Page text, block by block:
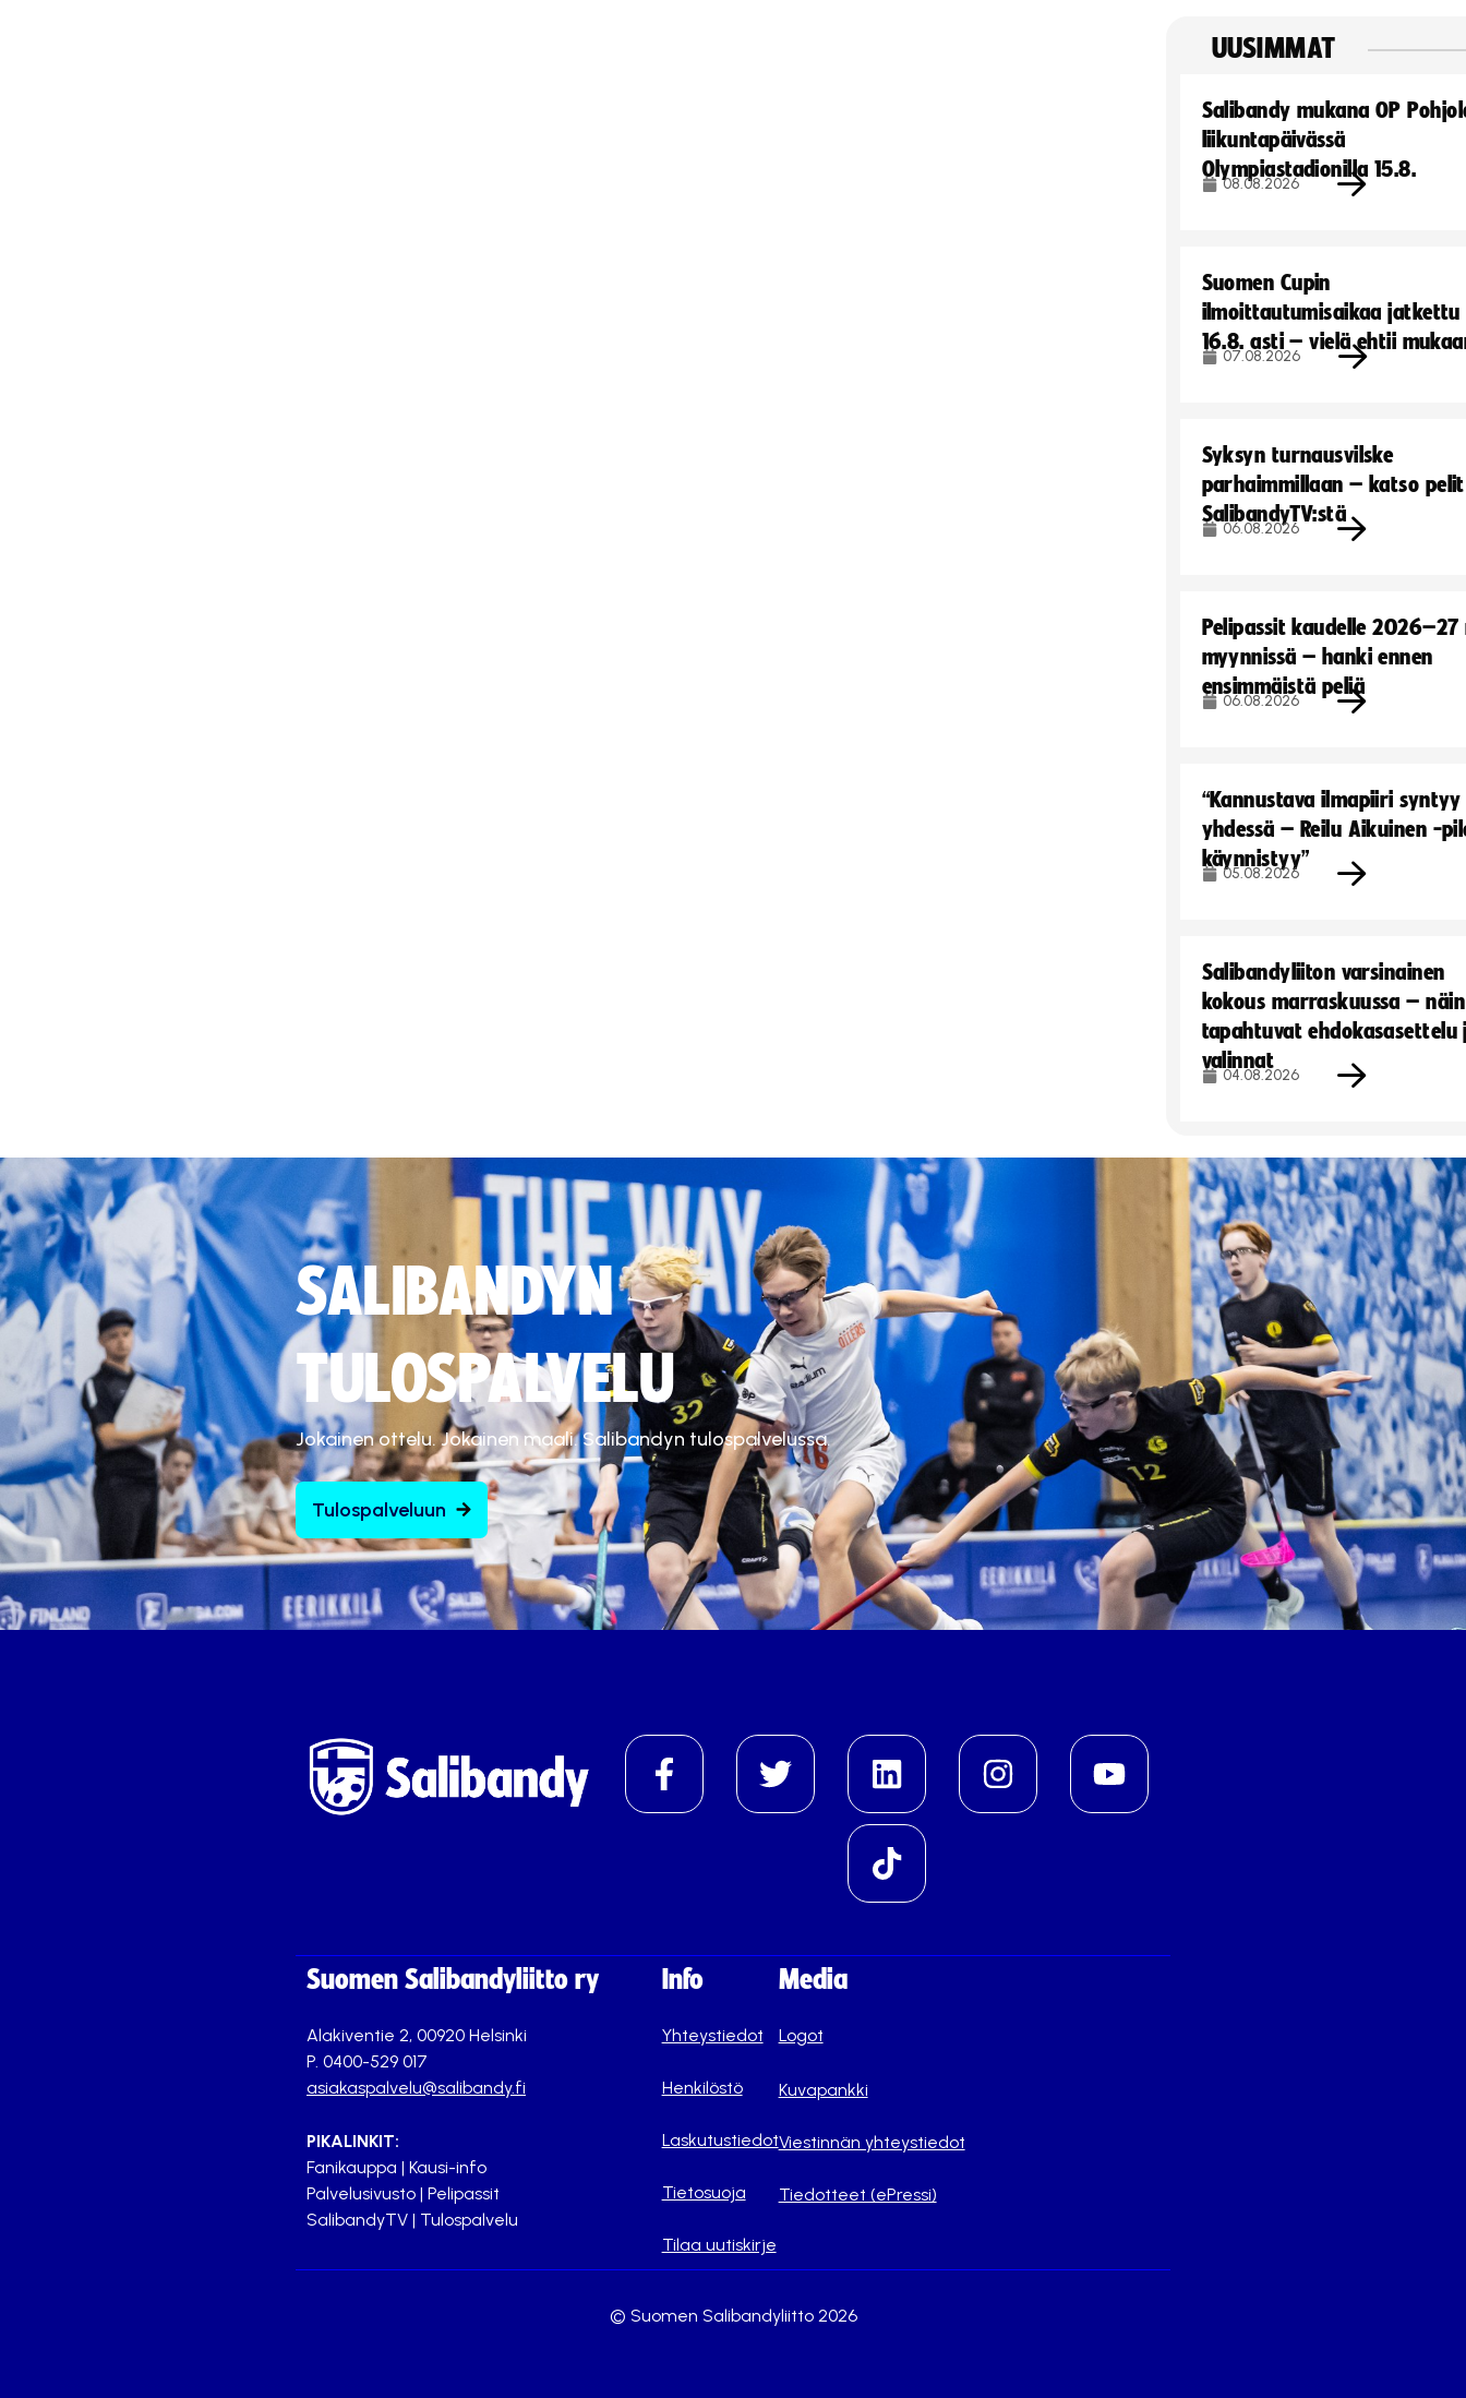
UUSIMMAT
Salibandy mukana OP
liikuntapäivässä
Olympiastadionilla 15.8.
08.08.2026
Suomen Cupin
ilmoittautumisaikaa jatkettu
16.8. asti – vielä ehtii
07.08.2026
Syksyn turnausvilske
parhaimmillaan – katso pelit
SalibandyTV:stä
06.08.2026
Pelipassit kaudelle
myynnissä – hanki ennen
ensimmäistä peliä
06.08.2026
“Kannustava ilmapiiri syntyy
yhdessä – Reilu Aikuinen -
käynnistyy”
05.08.2026
Salibandyliiton varsinainen
kokous marraskuussa – näin
tapahtuvat ehdokasasettelu
valinnat
04.08.2026
SALIBANDYN
TULOSPALVELU
Jokainen ottelu. Jokainen maali. Salibandyn tulospalvelussa.
Tulospalveluun
Suomen Salibandyliitto ry
Alakiventie 2, 00920 Helsinki
P. 0400-529 017
asiakaspalvelu@salibandy.fi
PIKALINKIT:
Fanikauppa | Kausi-info
Palvelusivusto | Pelipassit
SalibandyTV | Tulospalvelu
Info
Yhteystiedot
Henkilöstö
Laskutustiedot
Tietosuoja
Tilaa uutiskirje
Media
Logot
Kuvapankki
Viestinnän yhteystiedot
Tiedotteet (ePressi)
© Suomen Salibandyliitto 2026